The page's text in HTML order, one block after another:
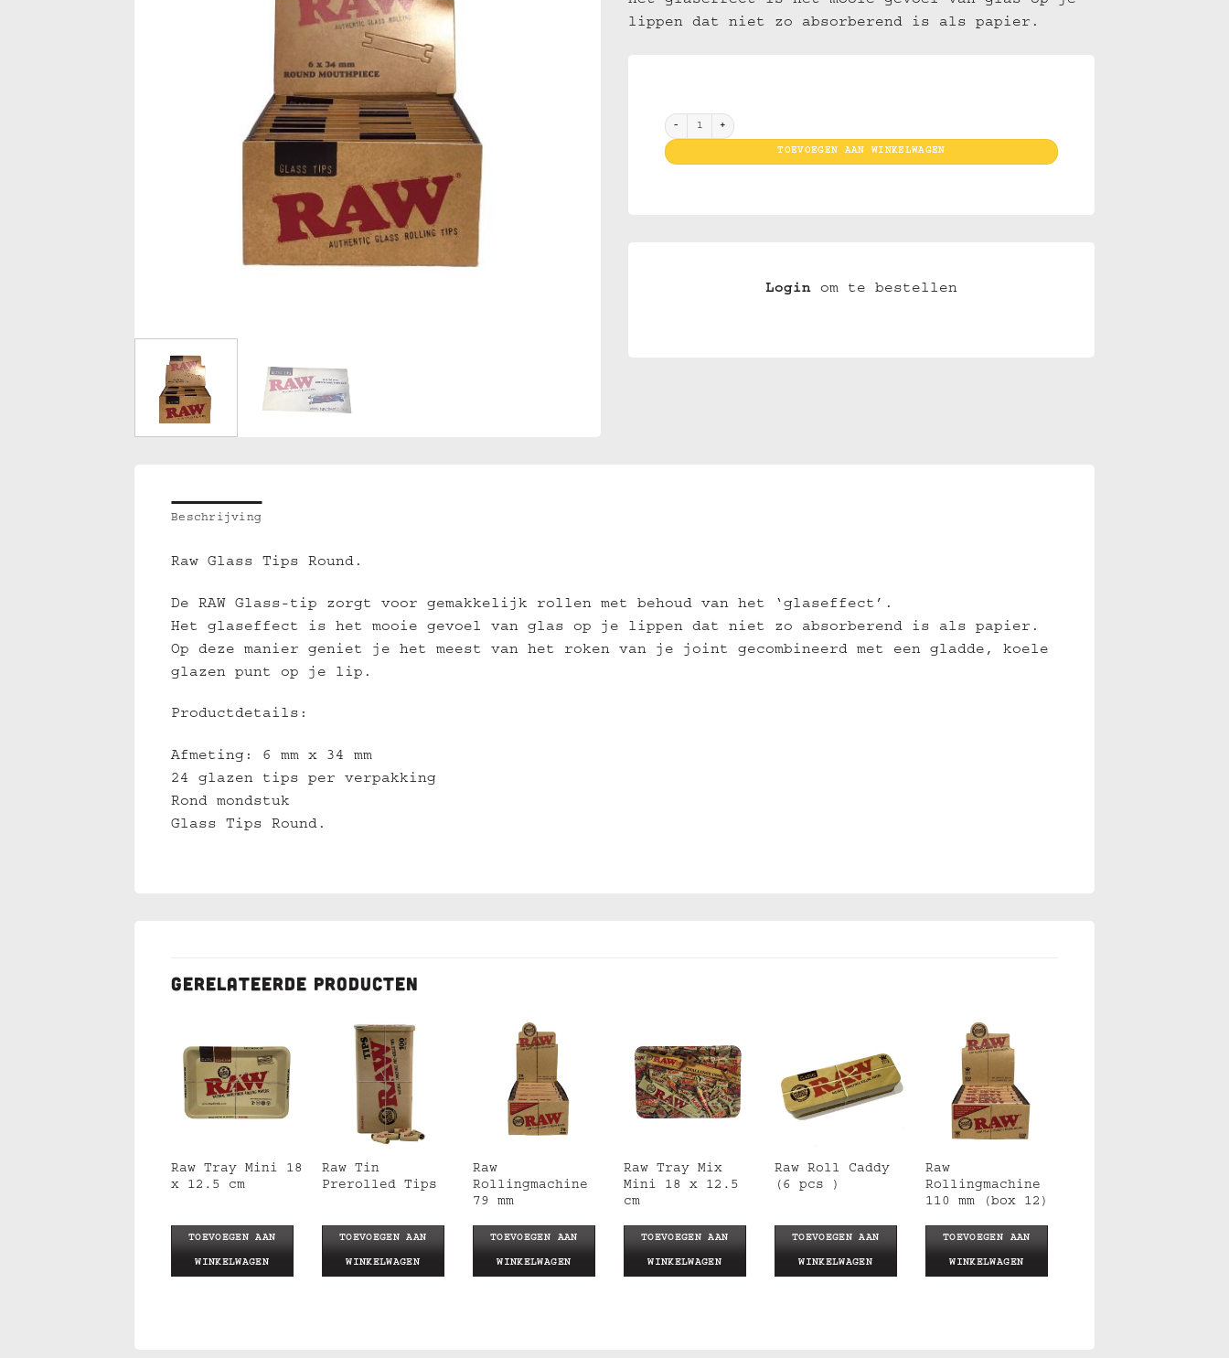
lippen dat niet zo absorberend is als papier.
Raw Glass Tips Round display 24 aantal
TOEVOEGEN AAN WINKELWAGEN
Login om te bestellen
Beschrijving
Raw Glass Tips Round.
De RAW Glass-tip zorgt voor gemakkelijk rollen met behoud van het ‘glaseffect’.
Het glaseffect is het mooie gevoel van glas op je lippen dat niet zo absorberend is als papier.
Op deze manier geniet je het meest van het roken van je joint gecombineerd met een gladde, koele
glazen punt op je lip.
Productdetails:
Afmeting: 6 mm x 34 mm
24 glazen tips per verpakking
Rond mondstuk
Glass Tips Round.
GERELATEERDE PRODUCTEN
Raw Tray Mini 18
x 12.5 cm
TOEVOEGEN AAN
WINKELWAGEN
Raw Tin
Prerolled Tips
TOEVOEGEN AAN
WINKELWAGEN
Raw
Rollingmachine
79 mm
TOEVOEGEN AAN
WINKELWAGEN
Raw Tray Mix
Mini 18 x 12.5
cm
TOEVOEGEN AAN
WINKELWAGEN
Raw Roll Caddy
(6 pcs )
TOEVOEGEN AAN
WINKELWAGEN
Raw
Rollingmachine
110 mm (box 12)
TOEVOEGEN AAN
WINKELWAGEN